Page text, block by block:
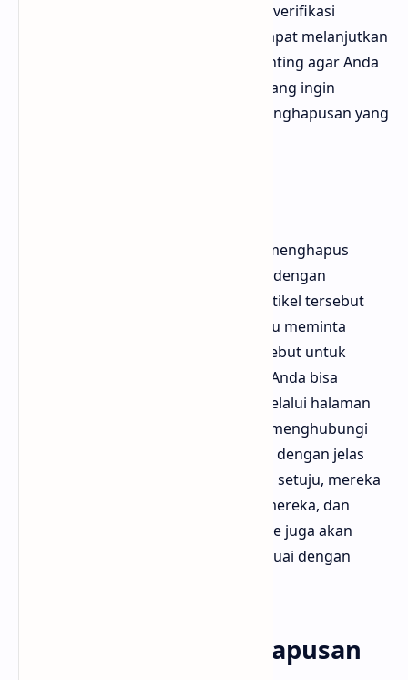
yang ingin Anda hapus. Setelah memverifikasi
keberadaan artikel tersebut, Anda dapat melanjutkan
ke langkah berikutnya. Proses ini penting agar Anda
tidak salah mengidentifikasi artikel yang ingin
dihapus, yang bisa berujung pada penghapusan yang
Salah satu cara paling efektif untuk menghapus
artikel dari pencarian Google adalah dengan
menghubungi pemilik konten. Jika artikel tersebut
dihosting di situs web lain, Anda perlu meminta
pemilik atau administrator situs tersebut untuk
menghapus konten yang dimaksud. Anda bisa
mencari informasi kontak mereka melalui halaman
"Kontak" di situs web tersebut. Saat menghubungi
mereka, pastikan untuk menjelaskan dengan jelas
alasan permintaan Anda. Jika mereka setuju, mereka
dapat menghapus artikel dari situs mereka, dan
dalam waktu beberapa waktu, Google juga akan
memperbarui hasil pencariannya sesuai dengan
Gunakan Alat Penghapusan